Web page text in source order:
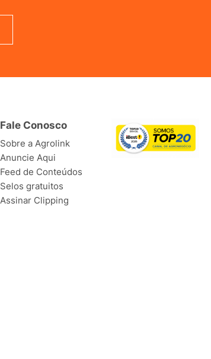
Fale Conosco
Sobre a Agrolink
Anuncie Aqui
Feed de Conteúdos
Selos gratuitos
Assinar Clipping